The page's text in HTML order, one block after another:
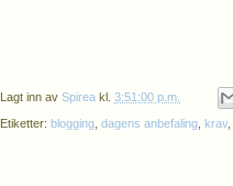
Lagt inn av Spirea kl. 3:51:00 p.m.
Etiketter: blogging dagens anbefaling krav,